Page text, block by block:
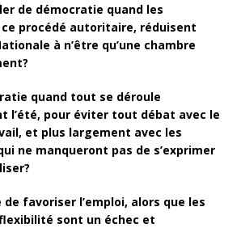
de démocratie quand les
ce procédé autoritaire, réduisent
à n’être qu’une chambre
quand tout se déroule
l’été, pour éviter tout débat avec le
et plus largement avec les
ne manqueront pas de s’exprimer
favoriser l’emploi, alors que les
sont un échec et